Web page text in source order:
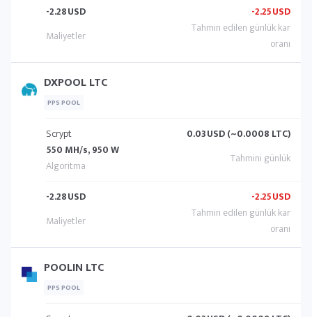
-2.28USD -2.25USD
DXPOOL LTC
PPS POOL
Scrypt
550 MH/s, 950 W
0.03USD (~0.0008 LTC)
-2.28USD -2.25USD
POOLIN LTC
PPS POOL